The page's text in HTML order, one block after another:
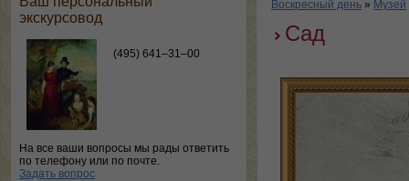
экскурсовод
(495) 641–31–00
На все ваши вопросы мы рады ответить
по телефону или по почте.
Задать вопрос
Воскресный день » Музей
Сад